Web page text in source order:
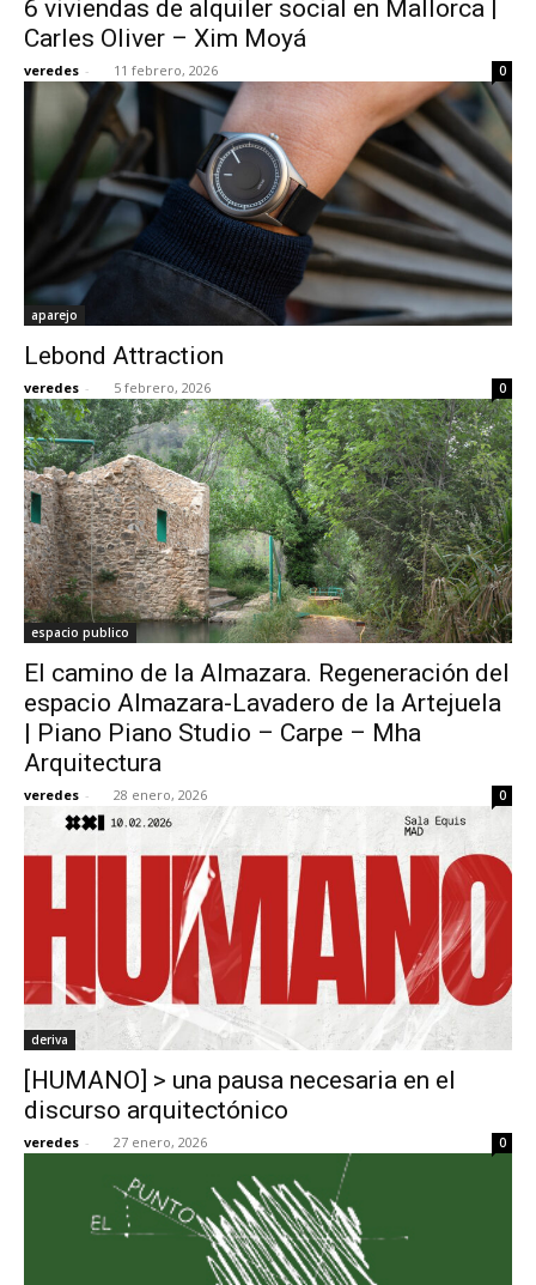
6 viviendas de alquiler social en Mallorca |
Carles Oliver – Xim Moyá
veredes - 11 febrero, 2026 0
aparejo
Lebond Attraction
veredes - 5 febrero, 2026 0
espacio publico
El camino de la Almazara. Regeneración del
espacio Almazara-Lavadero de la Artejuela
| Piano Piano Studio – Carpe – Mha
Arquitectura
veredes - 28 enero, 2026 0
deriva
[HUMANO] > una pausa necesaria en el
discurso arquitectónico
veredes - 27 enero, 2026 0